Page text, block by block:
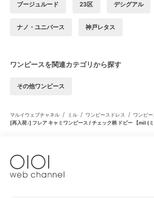
ブージュルード 23区 デシグアル
ナノ・ユニバース 神戸レタス
ワンピースを関連カテゴリから探す
その他ワンピース
マルイウェブチャネル / ミル / ワンピースドレス / ワンピー
[再入荷♪] フレア キャミワンピース / チェック柄 ドビー 【mil (ミ